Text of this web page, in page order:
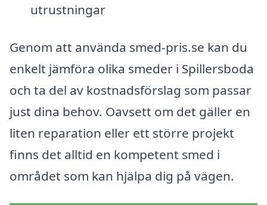
utrustningar
Genom att använda smed-pris.se kan du
enkelt jämföra olika smeder i Spillersboda
och ta del av kostnadsförslag som passar
just dina behov. Oavsett om det gäller en
liten reparation eller ett större projekt
finns det alltid en kompetent smed i
området som kan hjälpa dig på vägen.